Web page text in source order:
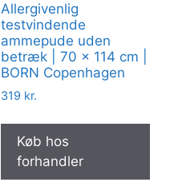
Allergivenlig
testvindende
ammepude uden
betræk | 70 x 114 cm |
BORN Copenhagen
319 kr.
Køb hos
forhandler